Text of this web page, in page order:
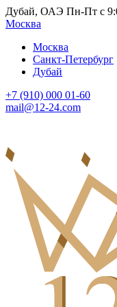
Дубай, ОАЭ Пн-Пт с
Москва
Москва
Санкт-Петербург
Дубай
+7 (910) 000 01-60
mail@12-24.com